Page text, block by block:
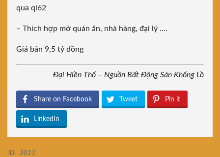
qua ql62
– Thích hợp mở quán ăn, nhà hàng, đại lý ….
Giá bán 9,5 tỷ đồng
Đại Hiền Thổ – Nguồn Bất Động Sản Khổng Lồ
Share on Facebook Tweet Pin it
LinkedIn
ID:
3023